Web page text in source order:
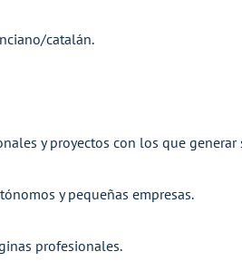
catalán.
y proyectos con los que
y pequeñas empresas.
profesionales.